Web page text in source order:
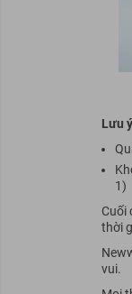
Lưu
1)
Cuối
thời
vui.